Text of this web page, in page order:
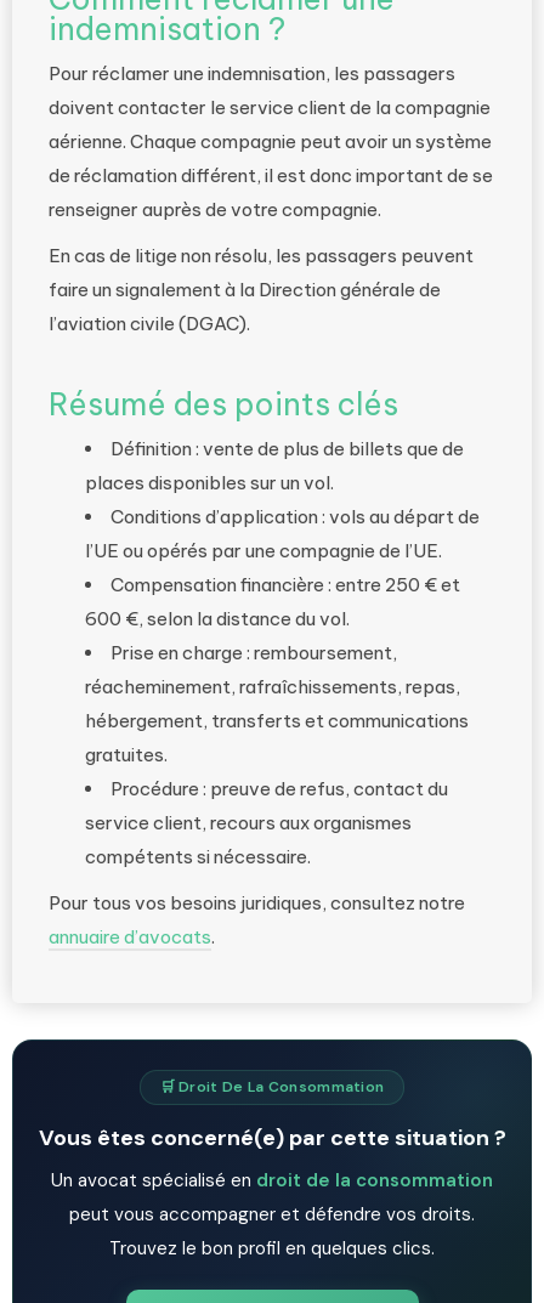
indemnisation ?
Pour réclamer une indemnisation, les passagers
doivent contacter le service client de la compagnie
aérienne. Chaque compagnie peut avoir un système
de réclamation différent, il est donc important de se
renseigner auprès de votre compagnie.
En cas de litige non résolu, les passagers peuvent
faire un signalement à la Direction générale de
l’aviation civile (DGAC).
Résumé des points clés
Définition : vente de plus de billets que de
places disponibles sur un vol.
Conditions d’application : vols au départ de
l’UE ou opérés par une compagnie de l’UE.
Compensation financière : entre 250 € et
600 €, selon la distance du vol.
Prise en charge : remboursement,
réacheminement, rafraîchissements, repas,
hébergement, transferts et communications
gratuites.
Procédure : preuve de refus, contact du
service client, recours aux organismes
compétents si nécessaire.
Pour tous vos besoins juridiques, consultez notre
annuaire d’avocats.
🛒 Droit De La Consommation
Vous êtes concerné(e) par cette situation ?
Un avocat spécialisé en droit de la consommation
peut vous accompagner et défendre vos droits.
Trouvez le bon profil en quelques clics.